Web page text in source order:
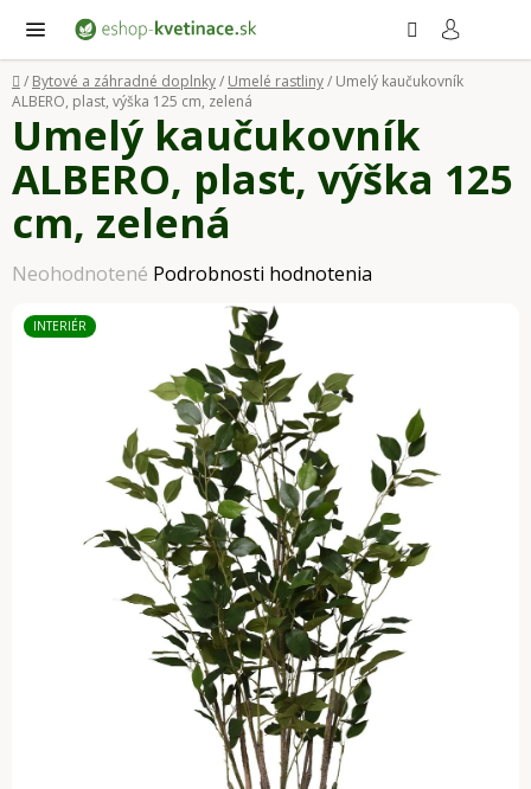
obsah
Domov
/ Bytové a záhradné doplnky/ Umelé rastliny/ Umelý kaučukovník
ALBERO, plast, výška 125 cm, zelená
Umelý kaučukovník
ALBERO, plast, výška 125
cm, zelená
Priemerné
produktu
Neohodnotené Podrobnosti hodnotenia
INTERIÉR